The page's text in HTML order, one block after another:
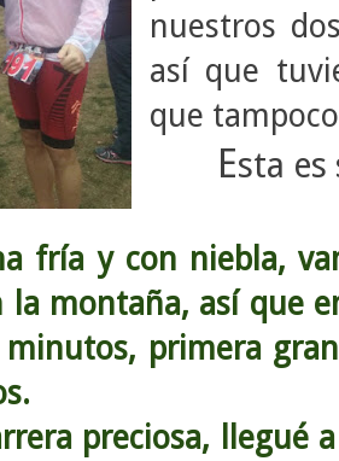
nuestros
así que
que
Esta es
y con niebla,
montaña, así que
primera
preciosa, llegué a